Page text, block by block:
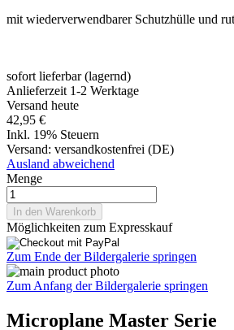
mit wiederverwendbarer Schutzhülle und
sofort lieferbar (lagernd)
Anlieferzeit 1-2 Werktage
Versand heute
42,95 €
Inkl. 19% Steuern
Versand: versandkostenfrei (DE)
Ausland abweichend
Menge
In den Warenkorb
Möglichkeiten zum Expresskauf
Zum Ende der Bildergalerie springen
Zum Anfang der Bildergalerie springen
Microplane Master Serie